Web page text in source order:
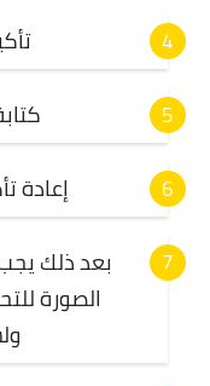
إعادة
بعد ذلك
الصورة